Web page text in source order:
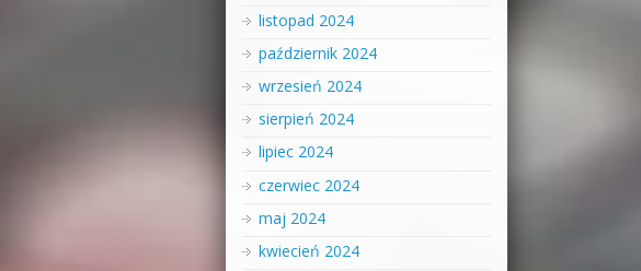
listopad 2024
październik 2024
wrzesień 2024
sierpień 2024
lipiec 2024
czerwiec 2024
maj 2024
kwiecień 2024